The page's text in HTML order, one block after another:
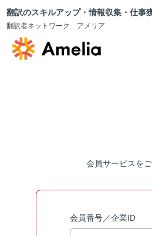
翻訳のスキルアップ・情報収集・仕事
翻訳者ネットワーク アメリア
会員サービスを
会員番号／企業ID